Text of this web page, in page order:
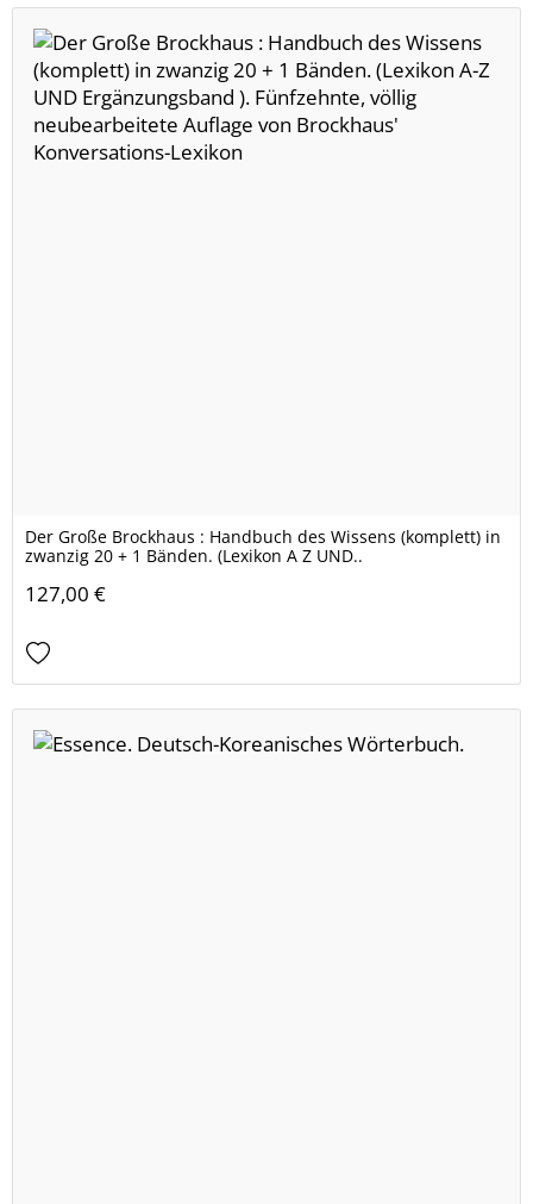
Der Große Brockhaus : Handbuch des Wissens (komplett) in
zwanzig 20 + 1 Bänden. (Lexikon A Z UND..
127,00 €